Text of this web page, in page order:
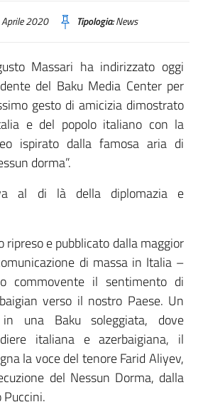
2020 Tipologia:News
Massari ha indirizzato oggi
del Baku Media Center per
gesto di amicizia dimostrato
e del popolo italiano con la
ispirato dalla famosa aria di
dorma”.
al di là della diplomazia e
ripreso e pubblicato dalla maggior
di massa in Italia –
commovente il sentimento di
verso il nostro Paese. Un
in una Baku soleggiata, dove
italiana e azerbaigiana, il
la voce del tenore Farid Aliyev,
del Nessun Dorma, dalla
Puccini.